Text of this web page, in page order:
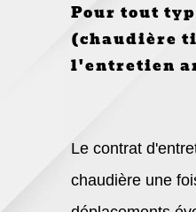
Pour tout
(chaudière
l'entretien
Le contrat
chaudière une